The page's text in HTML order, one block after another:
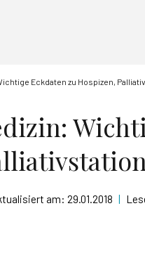
Eckdaten zu Hospizen,
am: 29.01.2018 |